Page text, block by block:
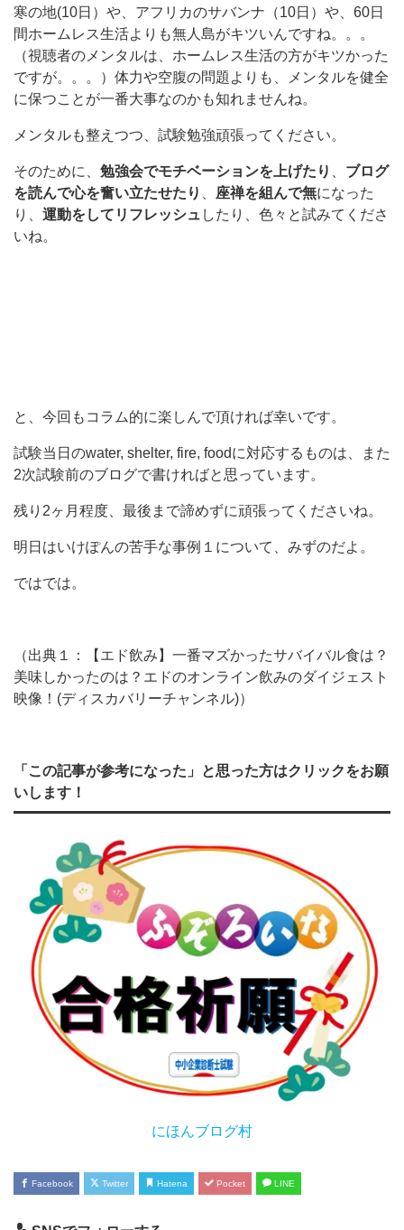
寒の地(10日）や、アフリカのサバンナ（10日）や、60日
間ホームレス生活よりも無人島がキツいんですね。。。
（視聴者のメンタルは、ホームレス生活の方がキツかった
ですが。。。）体力や空腹の問題よりも、メンタルを健全
に保つことが一番大事なのかも知れませんね。
メンタルも整えつつ、試験勉強頑張ってください。
そのために、 勉強会でモチベーションを上げたり
ブログ
を読んで心を奮い立たせたり
座禅を組んで無になった
り、 運動をしてリフレッシュ したり、色々と試みてくださ
いね。
と、今回もコラム的に楽しんで頂ければ幸いです。
試験当日のwater, shelter, fire, foodに対応するものは、また
2次試験前のブログで書ければと思っています。
残り2ヶ月程度、最後まで諦めずに頑張ってくださいね。
明日はいけぽんの苦手な事例１について、みずのだよ。
ではでは。
（出典１：【エド飲み】一番マズかったサバイバル食は？
美味しかったのは？エドのオンライン飲みのダイジェスト
映像！(ディスカバリーチャンネル)）
「この記事が参考になった」と思った方はクリックをお願
いします！
にほんブログ村
Facebook Twitter Hatena Pocket LINE